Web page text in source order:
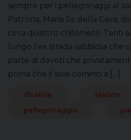
sempre per i pellegrinaggi al
Patrona, Maria Ss. della Cava,
circa quattro chilometri. Tanti
lungo l’ex strada sabbiosa che
parte di devoti che
prima che il sole cominci a […]
disabile
Malato
pellegrinaggio